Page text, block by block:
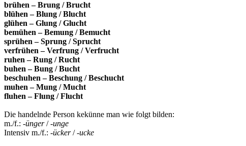
brühen – Brung / Brucht
blühen – Blung / Blucht
glühen – Glung / Glucht
bemühen – Bemung / Bemucht
sprühen – Sprung / Sprucht
verfrühen – Verfrung / Verfrucht
ruhen – Rung / Rucht
buhen – Bung / Bucht
beschuhen – Beschung / Beschucht
muhen – Mung / Mucht
fluhen – Flung / Flucht
Die handelnde Person kekünne man wie folgt bilden:
m./f.: -ünger/ -unge
Intensiv m./f.: -ücker/ -ucke